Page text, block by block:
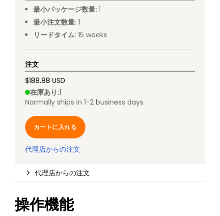
最小パッケージ数量: 1
最小注文数量: 1
リードタイム: 15 weeks
注文
$188.88 USD
在庫あり :1
Normally ships in 1-2 business days.
カートに入れる
代理店からの注文
代理店からの注文
操作機能